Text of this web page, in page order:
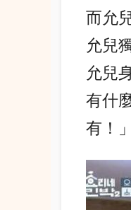
而允
允兒
允兒
有什
有！